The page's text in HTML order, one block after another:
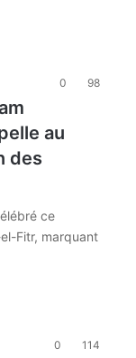
0 98
au
des
ce
Fitr, marquant
0 114